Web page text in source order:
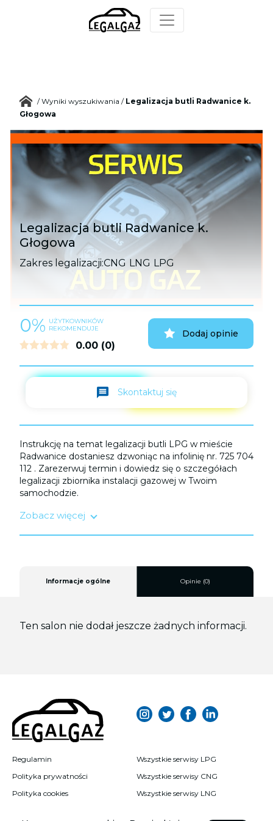
/Wyniki wyszukiwania / Legalizacja butli Radwanice k.
Głogowa
Legalizacja butli Radwanice k.
Głogowa
Zakres legalizacji:CNG LNG LPG
0% UŻYTKOWNIKÓW
REKOMENDUJE
0.00 (0)
Dodaj opinie
Skontaktuj się
Instrukcję na temat legalizacji butli LPG w mieście
Radwanice dostaniesz dzwoniąc na infolinię nr. 725 704
112 . Zarezerwuj termin i dowiedz się o szczegółach
legalizacji zbiornika instalacji gazowej w Twoim
samochodzie.
Legalizacji zbiornika LPG należy dokonać:
3) Po sprowadzeniu samochodu z zagranicy.
Zobacz więcej
Informacje ogólne Opinie (0)
Ten salon nie dodał jeszcze żadnych informacji.
Regulamin
Polityka prywatności
Polityka cookies
Wszystkie serwisy LPG
Wszystkie serwisy CNG
Wszystkie serwisy LNG